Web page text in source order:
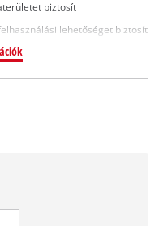
biztosít
lehetőséget biztosít